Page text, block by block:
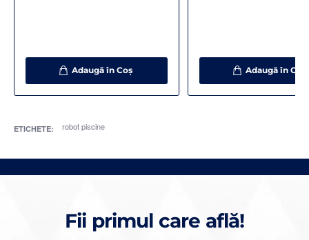
Adaugă în Coş Adaugă în Coş
ETICHETE: robot piscine
Fii primul care află!